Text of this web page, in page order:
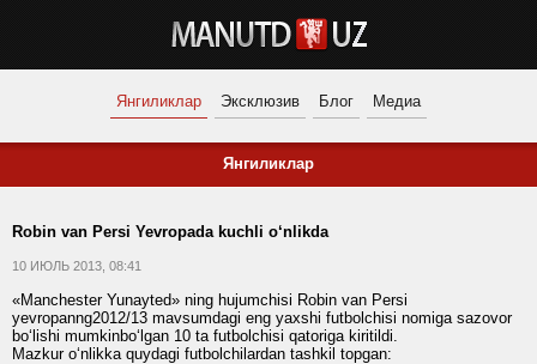
Янгиликлар Эксклюзив Блог Медиа
Янгиликлар
Robin van Persi Yevropada kuchli o‘nlikda
10 ИЮЛЬ 2013, 08:41
«Manchester Yunayted» ning hujumchisi Robin van Persi
yevropanng2012/13 mavsumdagi eng yaxshi futbolchisi nomiga sazovor
bo‘lishi mumkinbo‘lgan 10 ta futbolchisi qatoriga kiritildi.
Mazkur o‘nlikka quydagi futbolchilardan tashkil topgan: